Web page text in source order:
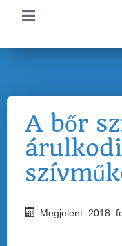
A bőr
Megjelent: 2018.